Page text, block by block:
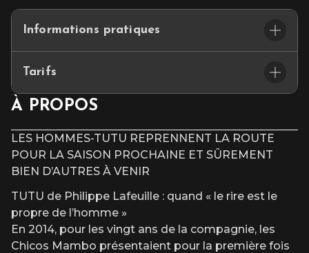
Informations pratiques
Samedi 29 mai 2027 à 20h00
Tarifs
CAT 1 : 65€
CAT 3 : 41€
À PROPOS
LES HOMMES-TUTU REPRENNENT LA ROUTE
POUR LA SAISON PROCHAINE ET SÛREMENT
BIEN D’AUTRES À VENIR
TUTU de Philippe Lafeuille : quand « le rire est le
propre de l’homme »
En 2014, pour les vingt ans de la compagnie, les
Chicos Mambo présentaient pour la première fois